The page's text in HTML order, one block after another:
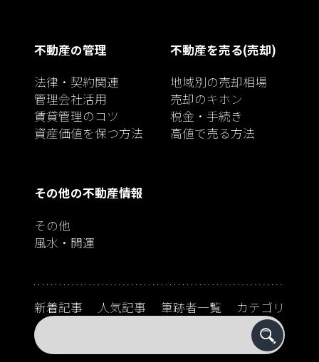
不動産の管理
法律・契約関連
管理会社活用
賃貸管理のコツ
資産価値を保つ方法
不動産を売る(売却)
地域別の売却相場
売却のキホン
税金・手続き
高値で売る方法
その他の不動産情報
その他
風水・開運
新着記事 人気記事 筆跡者一覧 カテゴリ